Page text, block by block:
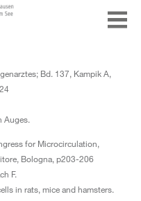
Bd. 137, Kampik A,
Auges.
for Microcirculation,
Bologna, p203-206
F.
in rats, mice and hamsters.